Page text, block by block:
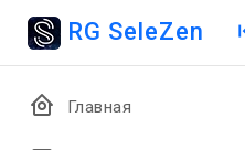
RG SeleZen
Главная